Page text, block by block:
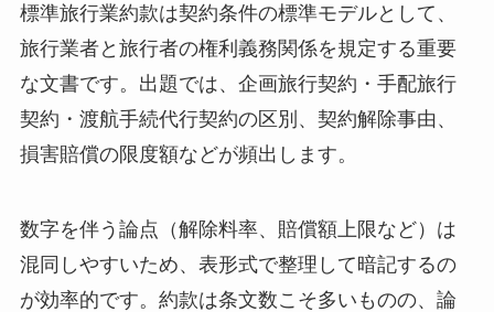
標準旅行業約款は契約条件の標準モデルとして、
旅行業者と旅行者の権利義務関係を規定する重要
な文書です。出題では、企画旅行契約・手配旅行
契約・渡航手続代行契約の区別、契約解除事由、
損害賠償の限度額などが頻出します。
数字を伴う論点（解除料率、賠償額上限など）は
混同しやすいため、表形式で整理して暗記するの
が効率的です。約款は条文数こそ多いものの、論